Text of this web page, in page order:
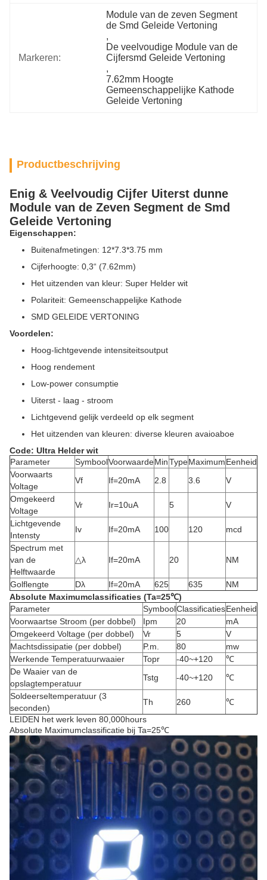
Markeren:
Module van de zeven Segment
de Smd Geleide Vertoning
,
De veelvoudige Module van de
Cijfersmd Geleide Vertoning
,
7.62mm Hoogte
Gemeenschappelijke Kathode
Geleide Vertoning
Productbeschrijving
Enig & Veelvoudig Cijfer Uiterst dunne
Module van de Zeven Segment de Smd
Geleide Vertoning
Eigenschappen:
Buitenafmetingen: 12*7.3*3.75 mm
Cijferhoogte: 0,3“ (7.62mm)
Het uitzenden van kleur: Super Helder wit
Polariteit: Gemeenschappelijke Kathode
SMD GELEIDE VERTONING
Voordelen:
Hoog-lichtgevende intensiteitsoutput
Hoog rendement
Low-power consumptie
Uiterst - laag - stroom
Lichtgevend gelijk verdeeld op elk segment
Het uitzenden van kleuren: diverse kleuren avaioaboe
Code: Ultra Helder wit
Parameter
SymboolVoorwaardeMinTypeMaximumEenheid
Voorwaarts
Voltage
Vf If=20mA 2.8 3.6
V
Omgekeerd
Voltage
Vr Ir=10uA 5
V
Lichtgevende
Intensty
Iv If=20mA 100 120
mcd
Spectrum met
van de
Helftwaarde
△λ If=20mA 20 NM
Golflengte Dλ If=20mA 625 635
NM
Absolute Maximumclassificaties (Ta=25℃)
Parameter
SymboolClassificatiesEenheid
Voorwaartse Stroom (per dobbel)
Ipm 20
mA
Omgekeerd Voltage (per dobbel)
Vr 5
V
Machtsdissipatie (per dobbel)
P.m. 80
mw
Werkende Temperatuurwaaier
Topr -40~+120
℃
De Waaier van de
opslagtemperatuur
Tstg -40~+120
℃
Soldeerseltemperatuur (3
seconden)
Th 260
℃
LEIDEN het werk leven 80,000hours
Absolute Maximumclassificatie bij Ta=25℃